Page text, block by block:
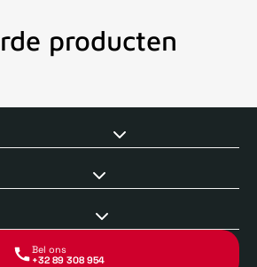
producten
dag verstuurd Echte winkel +35
Bel ons
+32 89 308 954